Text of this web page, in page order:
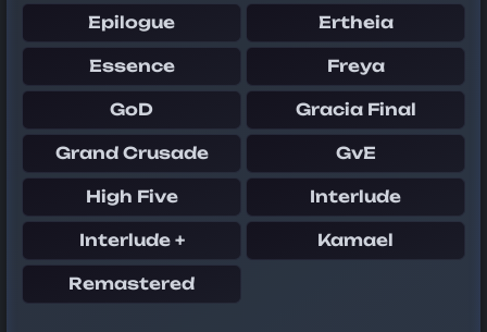
Epilogue Ertheia
Essence Freya
GoD Gracia Final
Grand Crusade GvE
High Five Interlude
Interlude + Kamael
Remastered